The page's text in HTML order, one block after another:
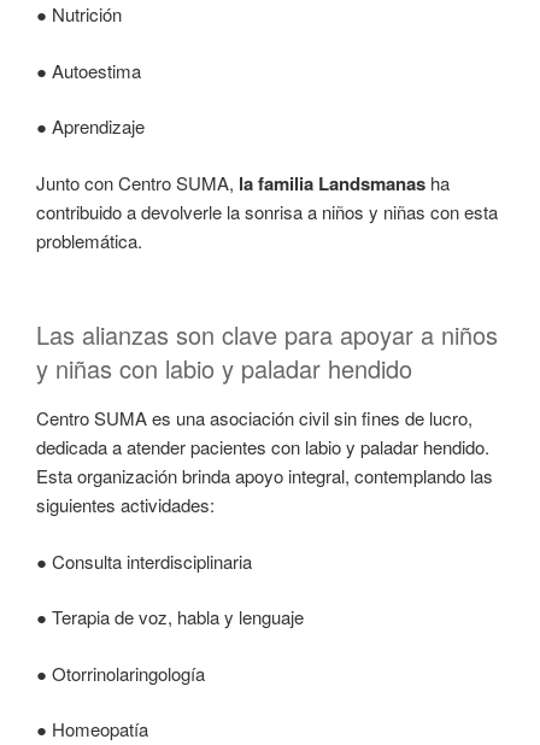
● Nutrición
● Autoestima
● Aprendizaje
Junto con Centro SUMA, la familia Landsmanas ha
contribuido a devolverle la sonrisa a niños y niñas con esta
problemática.
Las alianzas son clave para apoyar a niños
y niñas con labio y paladar hendido
Centro SUMA es una asociación civil sin fines de lucro,
dedicada a atender pacientes con labio y paladar hendido.
Esta organización brinda apoyo integral, contemplando las
siguientes actividades:
● Consulta interdisciplinaria
● Terapia de voz, habla y lenguaje
● Otorrinolaringología
● Homeopatía